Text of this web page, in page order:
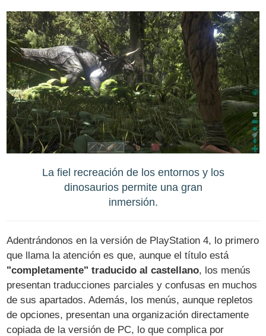
La fiel recreación de los entornos y los
dinosaurios permite una gran
inmersión.
Adentrándonos en la versión de PlayStation 4, lo primero
que llama la atención es que, aunque el título está
"completamente" traducido al castellano, los menús
presentan traducciones parciales y confusas en muchos
de sus apartados. Además, los menús, aunque repletos
de opciones, presentan una organización directamente
copiada de la versión de PC, lo que complica por